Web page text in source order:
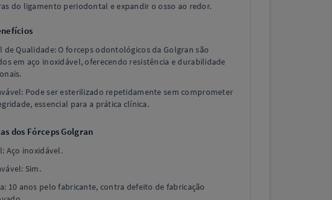
do ligamento periodontal e expandir o osso ao redor.
de Qualidade: O forceps odontológicos da Golgran são
em aço inoxidável, oferecendo resistência e durabilidade
Pode ser esterilizado repetidamente sem comprometer
essencial para a prática clínica.
dos Fórceps Golgran
Aço inoxidável.
Sim.
10 anos pelo fabricante, contra defeito de fabricação